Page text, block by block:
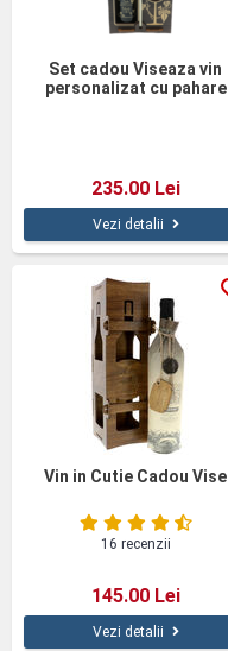
Set cadou Viseaza vin
personalizat cu pahare
235.00 Lei
Vezi detalii
Vin in Cutie Cadou Vise
16 recenzii
145.00 Lei
Vezi detalii